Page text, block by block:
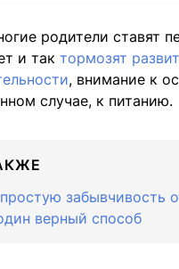
родители ставят
и так тормозят
, внимание к
случае, к питанию.
забывчивость
верный способ